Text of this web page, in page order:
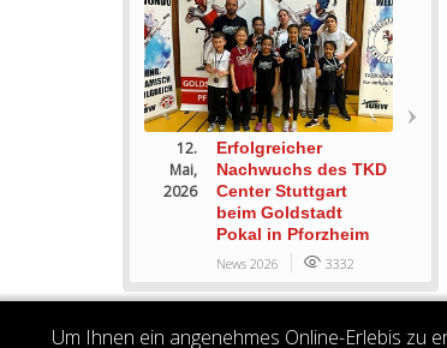
12.
Mai,
2026
Erfolgreicher
Nachwuchs des TKD
Center Stuttgart
beim Goldstadt
Pokal in Pforzheim
News 2026 3332
Um Ihnen ein angenehmes Online-Erlebis zu